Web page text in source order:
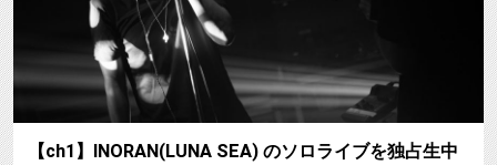
【ch1】INORAN(LUNA SEA) のソロライブを独占生中